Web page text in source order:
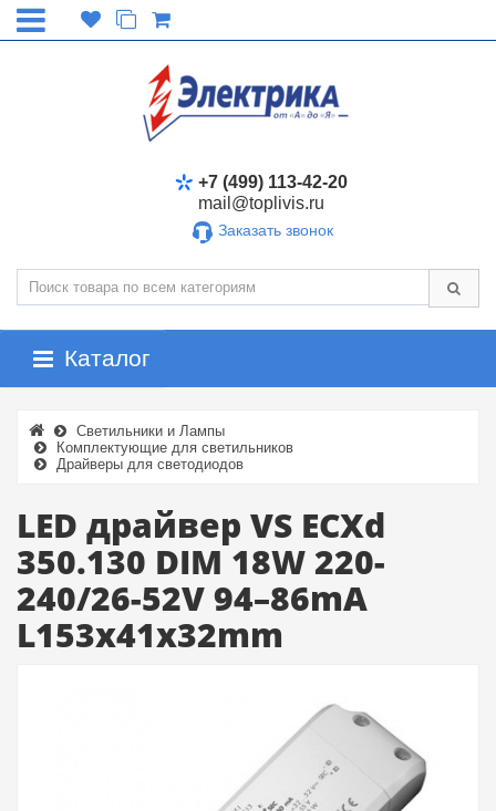
+7 (499) 113-42-20
mail@toplivis.ru
Заказать звонок
Каталог
Светильники и Лампы
Комплектующие для светильников
Драйверы для светодиодов
LED драйвер VS ECXd
350.130 DIM 18W 220-
240/26-52V 94–86mA
L153x41x32mm